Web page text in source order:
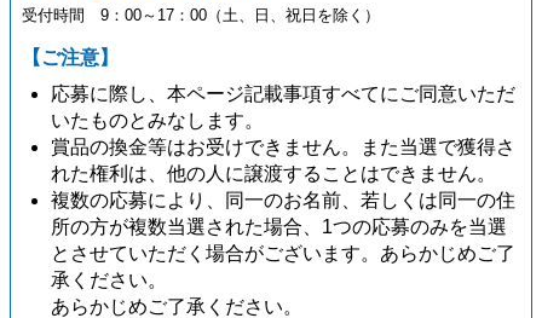
受付時間 9：00～17：00（土、日、祝日を除く）
【ご注意】
応募に際し、本ページ記載事項すべてにご同意いただ
いたものとみなします。
賞品の換金等はお受けできません。また当選で獲得さ
れた権利は、他の人に譲渡することはできません。
複数の応募により、同一のお名前、若しくは同一の住
所の方が複数当選された場合、1つの応募のみを当選
とさせていただく場合がございます。あらかじめご了
承ください。
あらかじめご了承ください。